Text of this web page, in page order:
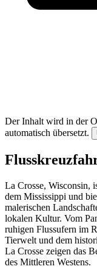
Der Inhalt wird in der
automatisch übersetzt.
La Crosse, Wisconsin,
dem Mississippi und
malerischen
lokalen Kultur. Vom
ruhigen Flussufern im
Tierwelt und dem
La Crosse zeigen das
des Mittleren Westens.